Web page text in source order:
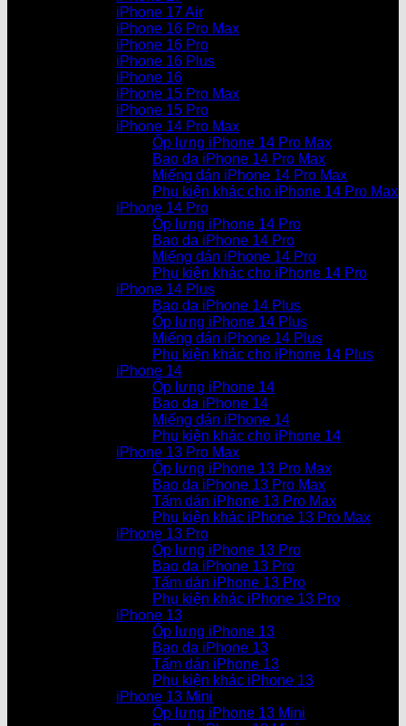
iPhone 17 Air
iPhone 16 Pro Max
iPhone 16 Pro
iPhone 16 Plus
iPhone 16
iPhone 15 Pro Max
iPhone 15 Pro
iPhone 14 Pro Max
Ốp lưng iPhone 14 Pro Max
Bao da iPhone 14 Pro Max
Miếng dán iPhone 14 Pro Max
Phụ kiện khác cho iPhone 14 Pro Max
iPhone 14 Pro
Ốp lưng iPhone 14 Pro
Bao da iPhone 14 Pro
Miếng dán iPhone 14 Pro
Phụ kiện khác cho iPhone 14 Pro
iPhone 14 Plus
Bao da iPhone 14 Plus
Ốp lưng iPhone 14 Plus
Miếng dán iPhone 14 Plus
Phụ kiện khác cho iPhone 14 Plus
iPhone 14
Ốp lưng iPhone 14
Bao da iPhone 14
Miếng dán iPhone 14
Phụ kiện khác cho iPhone 14
iPhone 13 Pro Max
Ốp lưng iPhone 13 Pro Max
Bao da iPhone 13 Pro Max
Tấm dán iPhone 13 Pro Max
Phụ kiện khác iPhone 13 Pro Max
iPhone 13 Pro
Ốp lưng iPhone 13 Pro
Bao da iPhone 13 Pro
Tấm dán iPhone 13 Pro
Phụ kiện khác iPhone 13 Pro
iPhone 13
Ốp lưng iPhone 13
Bao da iPhone 13
Tấm dán iPhone 13
Phụ kiện khác iPhone 13
iPhone 13 Mini
Ốp lưng iPhone 13 Mini